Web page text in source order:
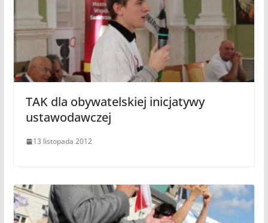
TAK dla obywatelskiej inicjatywy
ustawodawczej
13 listopada 2012